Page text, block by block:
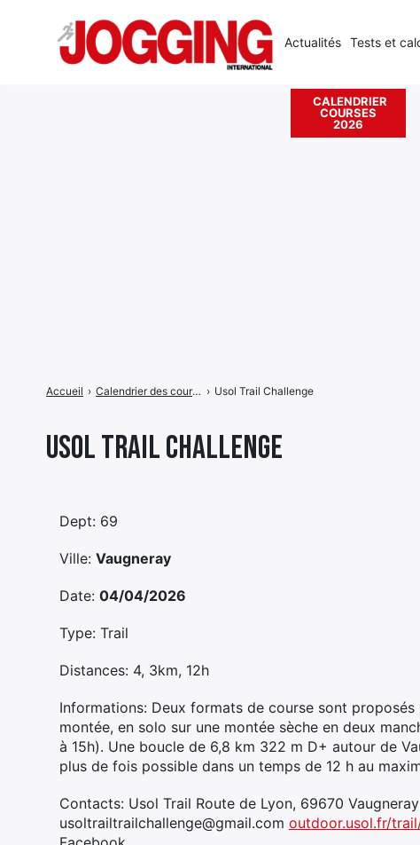
Usol Trail Challenge
Accueil › Calendrier des courses › Usol Trail Challenge
Dept: 69
Ville: Vaugneray
Date: 04/04/2026
Type: Trail
Distances: 4, 3km, 12h
Informations: Deux formats de course sont
montée, en solo sur une montée sèche en deux
à 15h). Une boucle de 6,8 km 322 m D+ autour de
plus de fois possible dans un temps de 12 h au
Contacts: Usol Trail Route de Lyon, 69670
usoltrailtrailchallenge@gmail.com outdoor.usol.fr/
Actualités Tests et
CALENDRIER
COURSES
2026
Rechercher